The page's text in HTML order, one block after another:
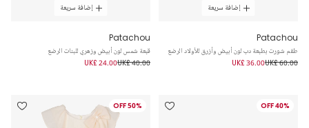
إضافة سريعة
Patachou
طقم شورت بطبعة دب لون أبيض وأزرق للأولاد الرضع
UK£ 60.00
UK£ 36.00
إضافة سريعة
Patachou
قبعة شمس لون أبيض وزهري للبنات الرضع
UK£ 40.00
UK£ 24.00
40% OFF
50% OFF